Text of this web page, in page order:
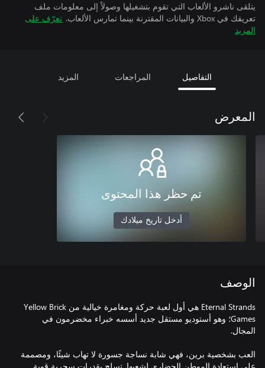
يتلقى ناشرو الألعاب التي تقوم بتشغيلها وصولاً إلى معلومات ملف
تعريفك في Xbox والبيانات المقترنة بينما تمارس الألعاب.
تعرّف على
المزيد
التفاصيل المراجعات المزيد
المعرض
تم حظر هذا المحتوى
أدخل تاريخ ميلادك
الوصف
Eternal Strands هي أول لعبة حركة ومغامرة خيالية من Yellow Brick
Games؛ وهو أستوديو مستقل جديد أسسه خبراء مخضرمون في
العب بشخصية برين، فهي شابة نساجة جسورة لا تهاب شيئًا، ومصممة